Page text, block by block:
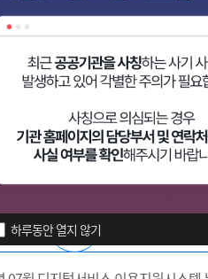
하루동안 열지 않기
디지털서비
스
심사신청
자료실